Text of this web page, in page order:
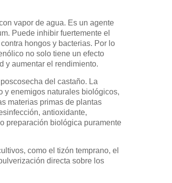
vapor de agua. Es un agente
Puede inhibir fuertemente el
hongos y bacterias. Por lo
no solo tiene un efecto
y aumentar el rendimiento.
del castaño. La
y enemigos naturales biológicos,
materias primas de plantas
antioxidante,
preparación biológica puramente
como el tizón temprano, el
directa sobre los